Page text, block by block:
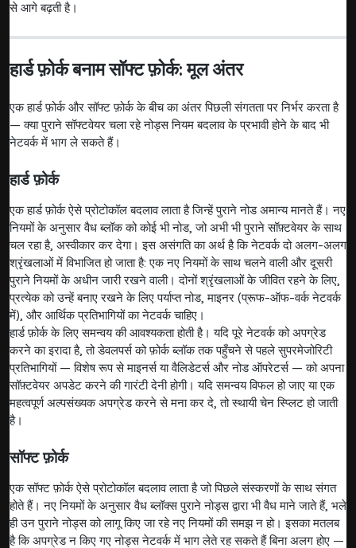
से आगे बढ़ती है।
हार्ड फ़ोर्क बनाम सॉफ्ट फ़ोर्क: मूल अंतर
एक हार्ड फ़ोर्क और सॉफ्ट फ़ोर्क के बीच का अंतर पिछली संगतता पर निर्भर करता है
— क्या पुराने सॉफ्टवेयर चला रहे नोड्स नियम बदलाव के प्रभावी होने के बाद भी
नेटवर्क में भाग ले सकते हैं।
हार्ड फ़ोर्क
एक हार्ड फ़ोर्क ऐसे प्रोटोकॉल बदलाव लाता है जिन्हें पुराने नोड अमान्य मानते हैं। नए
नियमों के अनुसार वैध ब्लॉक को कोई भी नोड, जो अभी भी पुराने सॉफ़्टवेयर के साथ
चल रहा है, अस्वीकार कर देगा। इस असंगति का अर्थ है कि नेटवर्क दो अलग-अलग
श्रृंखलाओं में विभाजित हो जाता है: एक नए नियमों के साथ चलने वाली और दूसरी
पुराने नियमों के अधीन जारी रखने वाली। दोनों श्रृंखलाओं के जीवित रहने के लिए,
प्रत्येक को उन्हें बनाए रखने के लिए पर्याप्त नोड, माइनर (प्रूफ-ऑफ-वर्क नेटवर्क
में), और आर्थिक प्रतिभागियों का नेटवर्क चाहिए।
हार्ड फ़ोर्क के लिए समन्वय की आवश्यकता होती है। यदि पूरे नेटवर्क को अपग्रेड
करने का इरादा है, तो डेवलपर्स को फ़ोर्क ब्लॉक तक पहुँचने से पहले सुपरमेजोरिटी
प्रतिभागियों — विशेष रूप से माइनर्स या वैलिडेटर्स और नोड ऑपरेटर्स — को अपना
सॉफ़्टवेयर अपडेट करने की गारंटी देनी होगी। यदि समन्वय विफल हो जाए या एक
महत्वपूर्ण अल्पसंख्यक अपग्रेड करने से मना कर दे, तो स्थायी चेन स्प्लिट हो जाती
है।
सॉफ्ट फ़ोर्क
एक सॉफ्ट फ़ोर्क ऐसे प्रोटोकॉल बदलाव लाता है जो पिछले संस्करणों के साथ संगत
होते हैं। नए नियमों के अनुसार वैध ब्लॉक्स पुराने नोड्स द्वारा भी वैध माने जाते हैं, भले
ही उन पुराने नोड्स को लागू किए जा रहे नए नियमों की समझ न हो। इसका मतलब
है कि अपग्रेड न किए गए नोड्स नेटवर्क में भाग लेते रह सकते हैं बिना अलग होए —